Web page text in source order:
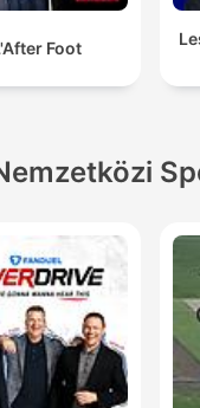
Foot